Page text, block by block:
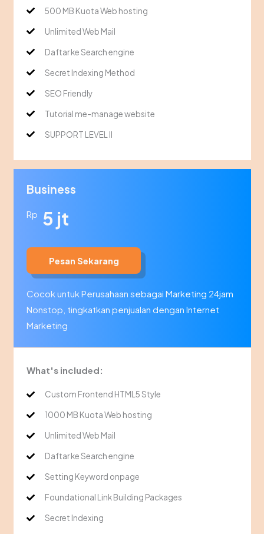
500 MB Kuota Web hosting
Unlimited Web Mail
Daftar ke Search engine
Secret Indexing Method
SEO Friendly
Tutorial me-manage website
SUPPORT LEVEL II
Business
Rp 5 jt
Pesan Sekarang
Cocok untuk Perusahaan sebagai Marketing 24jam
Nonstop, tingkatkan penjualan dengan Internet
Marketing
What's included:
Custom Frontend HTML5 Style
1000 MB Kuota Web hosting
Unlimited Web Mail
Daftar ke Search engine
Setting Keyword onpage
Foundational Link Building Packages
Secret Indexing